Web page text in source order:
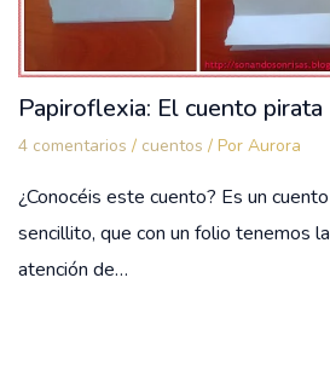
Papiroflexia: El cuento pirata
4 comentarios / cuentos / PorAurora
¿Conocéis este cuento? Es un cuento
sencillito, que con un folio tenemos la
atención de…